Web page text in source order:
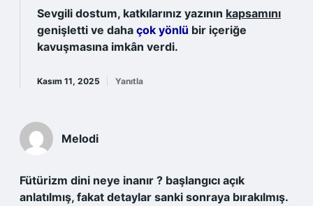
Sevgili dostum, katkılarınız yazının kapsamını
genişletti ve daha çok yönlü bir içeriğe
kavuşmasına imkân verdi.
Kasım 11, 2025 Yanıtla
Melodi
Fütürizm dini neye inanır ? başlangıcı açık
anlatılmış, fakat detaylar sanki sonraya bırakılmış.